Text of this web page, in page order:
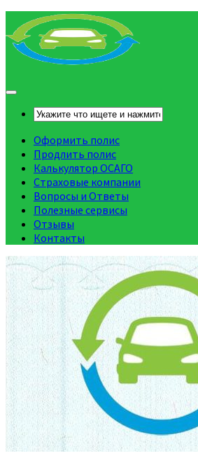
Оформить полис
Продлить полис
Калькулятор ОСАГО
Страховые компании
Вопросы и Ответы
Полезные сервисы
Отзывы
Контакты